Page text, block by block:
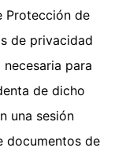
Protección de
de privacidad
para
de dicho
una sesión
documentos de